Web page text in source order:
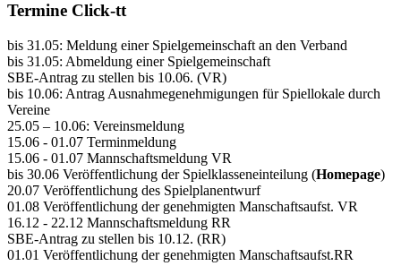
Termine Click-tt
bis 31.05: Meldung einer Spielgemeinschaft an den Verband
bis 31.05: Abmeldung einer Spielgemeinschaft
SBE-Antrag zu stellen bis 10.06. (VR)
bis 10.06: Antrag Ausnahmegenehmigungen für Spiellokale durch
Vereine
25.05 – 10.06: Vereinsmeldung
15.06 - 01.07 Terminmeldung
15.06 - 01.07 Mannschaftsmeldung VR
bis 30.06 Veröffentlichung der Spielklasseneinteilung (Homepage)
20.07 Veröffentlichung des Spielplanentwurf
01.08 Veröffentlichung der genehmigten Manschaftsaufst. VR
16.12 - 22.12 Mannschaftsmeldung RR
SBE-Antrag zu stellen bis 10.12. (RR)
01.01 Veröffentlichung der genehmigten Manschaftsaufst.RR